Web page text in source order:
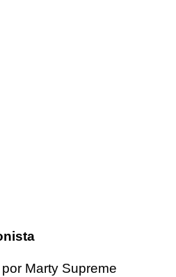
Marty Supreme